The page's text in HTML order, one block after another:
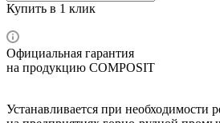
Купить в 1 клик
Официальная гарантия
на продукцию COMPOSIT
Устанавливается при необходимости